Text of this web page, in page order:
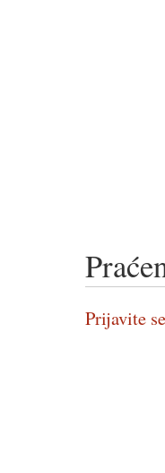
Prijavite